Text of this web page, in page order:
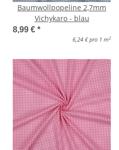
Baumwollpopeline 2,7mm
Vichykaro - blau
8,99 € *
6,24 € pro 1 m 2